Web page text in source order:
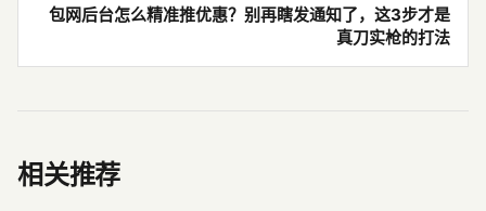
包网后台怎么精准推优惠？别再瞎发通知了，这3步才是
真刀实枪的打法
相关推荐